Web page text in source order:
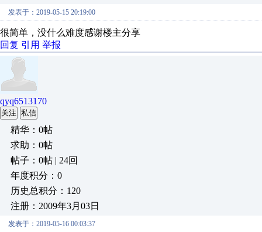
发表于：2019-05-15 20:19:00
很简单，没什么难度感谢楼主分享
回复 引用 举报
qyq6513170
关注 私信
精华：0帖
求助：0帖
帖子：0帖 | 24回
年度积分：0
历史总积分：120
注册：2009年3月03日
发表于：2019-05-16 00:03:37